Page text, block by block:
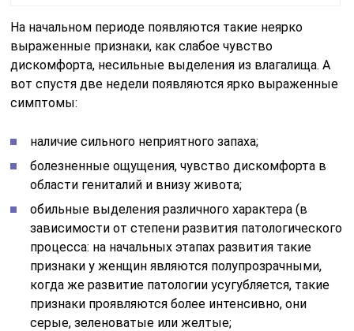
На начальном периоде появляются такие неярко
выраженные признаки, как слабое чувство
дискомфорта, несильные выделения из влагалища. А
вот спустя две недели появляются ярко выраженные
симптомы:
наличие сильного неприятного запаха;
болезненные ощущения, чувство дискомфорта в
области гениталий и внизу живота;
обильные выделения различного характера (в
зависимости от степени развития патологического
процесса: на начальных этапах развития такие
признаки у женщин являются полупрозрачными,
когда же развитие патологии усугубляется, такие
признаки проявляются более интенсивно, они
серые, зеленоватые или желтые;